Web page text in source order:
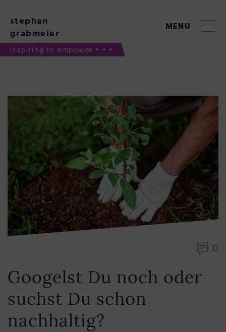
content
stephan
grabmeier
inspiring to empower • • •
MENU
0
Googelst Du noch oder
suchst Du schon
nachhaltig?